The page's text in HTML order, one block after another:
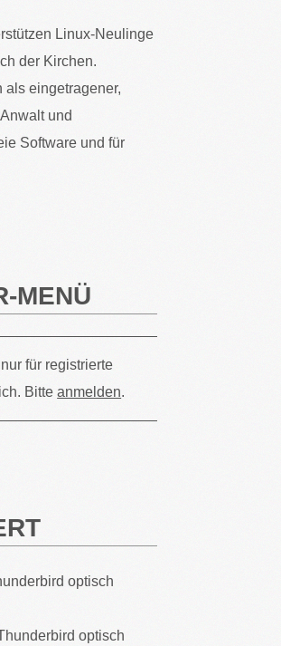
Linux-Neulinge
der Kirchen.
als eingetragener,
und
Software und für
MENÜ
für registrierte
Bitteanmelden.
optisch
optisch